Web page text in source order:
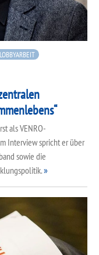
LOBBYARBEIT
als VENRO-
Interview spricht er über
sowie die